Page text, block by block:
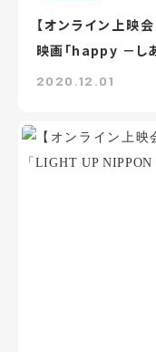
【オンライン上
映画「happy －し
2020.12.01